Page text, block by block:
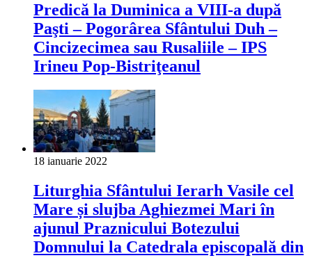
Predică la Duminica a VIII-a după
Paşti – Pogorârea Sfântului Duh –
Cincizecimea sau Rusaliile – IPS
Irineu Pop-Bistriţeanul
18 ianuarie 2022
Liturghia Sfântului Ierarh Vasile cel
Mare și slujba Aghiezmei Mari în
ajunul Praznicului Botezului
Domnului la Catedrala episcopală din